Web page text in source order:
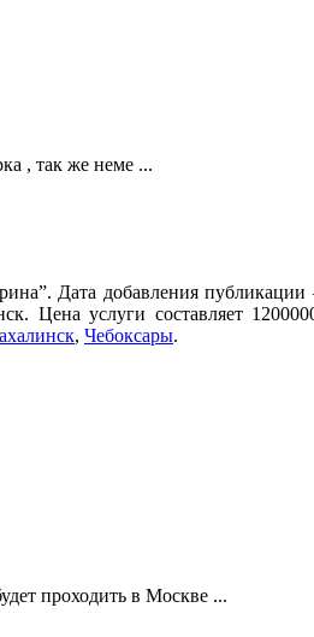
, так же неме ...
Дата добавления
Цена услуги составляет
, Чебоксары.
проходить в Москве ...